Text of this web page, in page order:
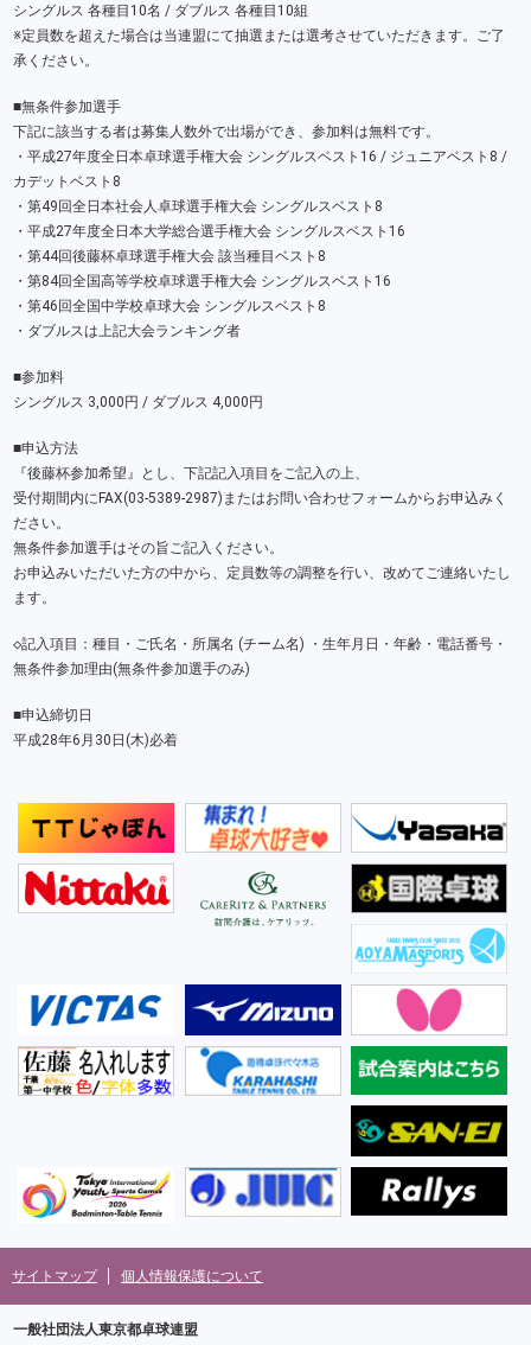
シングルス 各種目10名 / ダブルス 各種目10組
※定員数を超えた場合は当連盟にて抽選または選考させていただきます。ご了
承ください。
■無条件参加選手
下記に該当する者は募集人数外で出場ができ、参加料は無料です。
・平成27年度全日本卓球選手権大会 シングルスベスト16 / ジュニアベスト8 /
カデットベスト8
・第49回全日本社会人卓球選手権大会 シングルスベスト8
・平成27年度全日本大学総合選手権大会 シングルスベスト16
・第44回後藤杯卓球選手権大会 該当種目ベスト8
・第84回全国高等学校卓球選手権大会 シングルスベスト16
・第46回全国中学校卓球大会 シングルスベスト8
・ダブルスは上記大会ランキング者
■参加料
シングルス 3,000円 / ダブルス 4,000円
■申込方法
『後藤杯参加希望』とし、下記記入項目をご記入の上、
受付期間内にFAX(03-5389-2987)またはお問い合わせフォームからお申込みく
ださい。
無条件参加選手はその旨ご記入ください。
お申込みいただいた方の中から、定員数等の調整を行い、改めてご連絡いたし
ます。
◇記入項目：種目・ご氏名・所属名 (チーム名) ・生年月日・年齢・電話番号・
無条件参加理由(無条件参加選手のみ)
■申込締切日
平成28年6月30日(木)必着
サイトマップ 個人情報保護について
一般社団法人東京都卓球連盟